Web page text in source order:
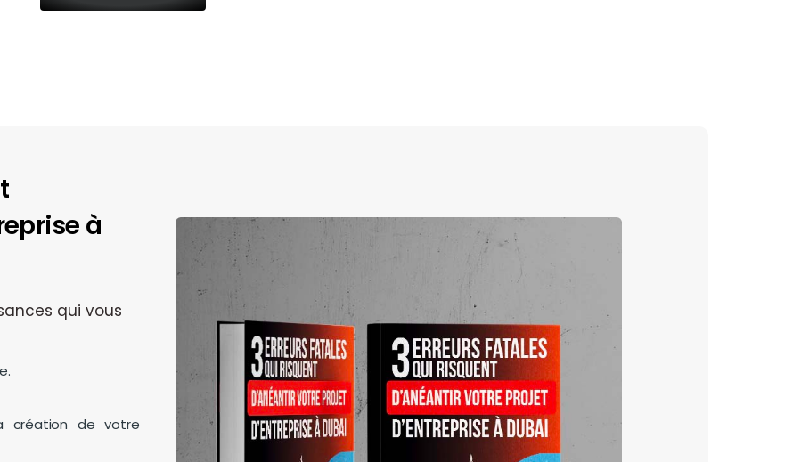
à
qui vous
création de votre